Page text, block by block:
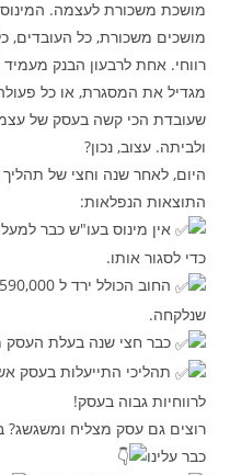
מושכת משכורת לעצמה.
מושכים משכורת, כל העובדים,
רווחי. אחת לרבעון הבנק
מגדיל את המסגרת, או כל
שעובדת הכי קשה בעסק של
ולביתה. עצוב, נכון?
היום, לאחר שנה וחצי של
התוצאות הנפלאות:
אין מינוס בעו"ש כבר
כדי לסגור אותו.
שנלקחה.
כבר חצי שנה בעלת
תהליכי התייעלות בעסק
לרווחיות גבוה בעסק!
רוצים גם עסק מצליח
כבר עלינו